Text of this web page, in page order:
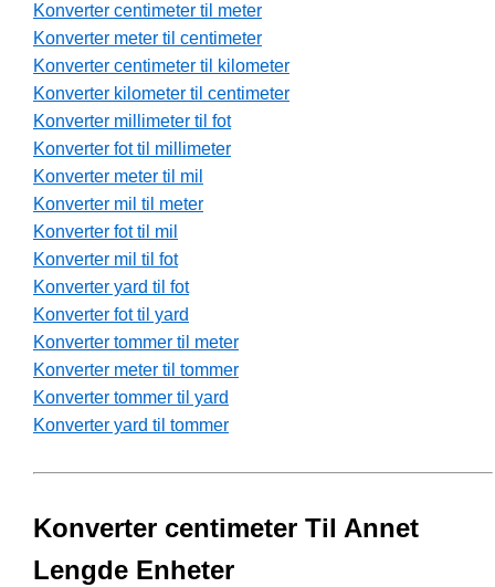
Konverter centimeter til meter
Konverter meter til centimeter
Konverter centimeter til kilometer
Konverter kilometer til centimeter
Konverter millimeter til fot
Konverter fot til millimeter
Konverter meter til mil
Konverter mil til meter
Konverter fot til mil
Konverter mil til fot
Konverter yard til fot
Konverter fot til yard
Konverter tommer til meter
Konverter meter til tommer
Konverter tommer til yard
Konverter yard til tommer
Konverter centimeter Til Annet
Lengde Enheter